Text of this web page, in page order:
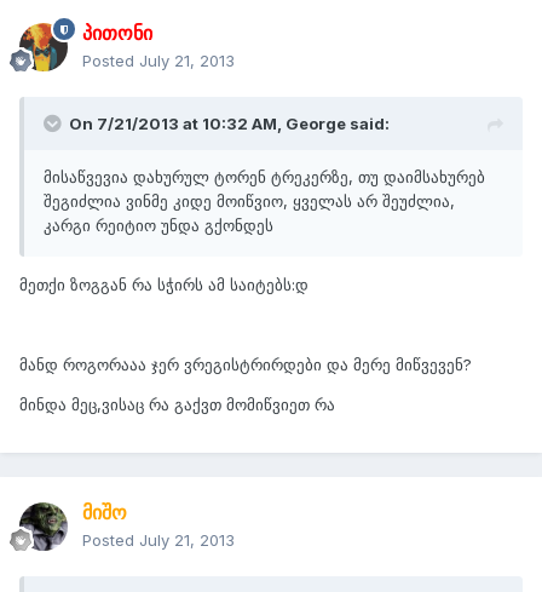
პითონი
Posted July 21, 2013
On 7/21/2013 at 10:32 AM, George said:
მისაწვევია დახურულ ტორენ ტრეკერზე, თუ დაიმსახურებ
შეგიძლია ვინმე კიდე მოიწვიო, ყველას არ შეუძლია,
კარგი რეიტიო უნდა გქონდეს
მეთქი ზოგგან რა სჭირს ამ საიტებს:დ
მანდ როგორააა ჯერ ვრეგისტრირდები და მერე მიწვევენ?
მინდა მეც,ვისაც რა გაქვთ მომიწვიეთ რა
მიშო
Posted July 21, 2013